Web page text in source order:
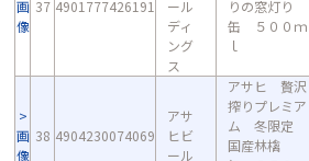
画
像
37 4901777426191
ール
ディ
ング
ス
りの窓灯り
缶 ５００ｍ
ｌ
画
像
38 4904230074069
アサ
ヒビ
ール
アサヒ 贅沢
搾りプレミア
ム 冬限定
国産林檎